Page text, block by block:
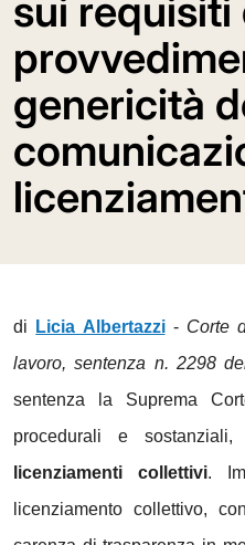
sui requisiti
genericità
di Licia Albertazzi- Corte
lavoro, sentenza n. 2298
sentenza la Suprema
procedurali e
licenziamenti collettivi.
licenziamento collettivo,